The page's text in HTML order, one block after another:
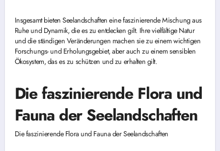
Insgesamt bieten Seelandschaften eine faszinierende Mischung aus
Ruhe und Dynamik, die es zu entdecken gilt. Ihre vielfältige Natur
und die ständigen Veränderungen machen sie zu einem wichtigen
Forschungs- und Erholungsgebiet, aber auch zu einem sensiblen
Ökosystem, das es zu schützen und zu erhalten gilt.
Die faszinierende Flora und
Fauna der Seelandschaften
Die faszinierende Flora und Fauna der Seelandschaften